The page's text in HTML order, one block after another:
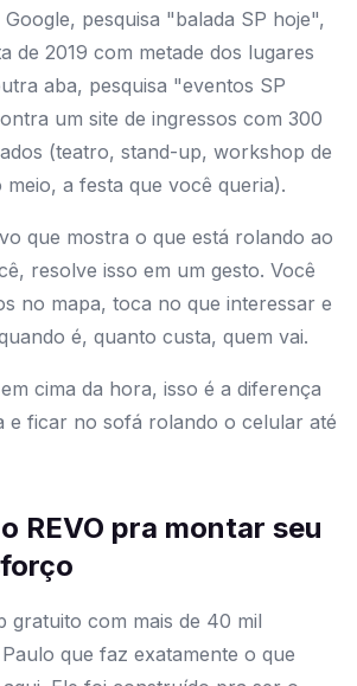
pesquisa "balada SP hoje",
de 2019 com metade dos lugares
aba, pesquisa "eventos SP
um site de ingressos com 300
(teatro, stand-up, workshop de
a festa que você queria).
que mostra o que está rolando ao
resolve isso em um gesto. Você
no mapa, toca no que interessar e
é, quanto custa, quem vai.
cima da hora, isso é a diferença
e ficar no sofá rolando o celular até
REVO pra montar seu
gratuito com mais de 40 mil
que faz exatamente o que